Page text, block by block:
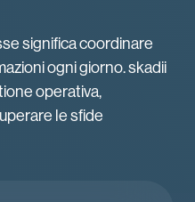
significa coordinare
ogni giorno. skadii
operativa,
le sfide